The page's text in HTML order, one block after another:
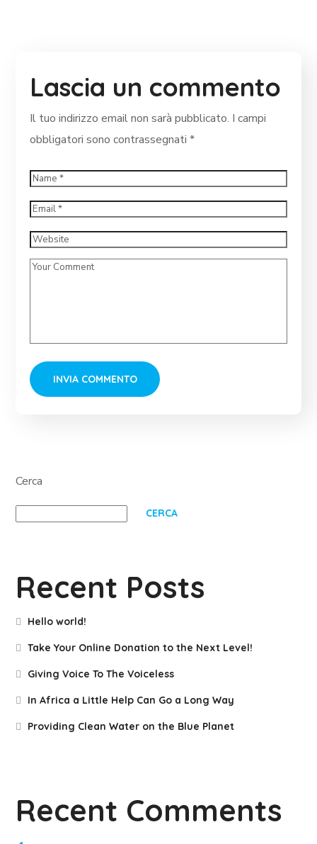
Lascia un commento
Il tuo indirizzo email non sarà pubblicato. I campi
obbligatori sono contrassegnati*
Cerca
CERCA
Recent Posts
Hello world!
Take Your Online Donation to the Next Level!
Giving Voice To The Voiceless
In Africa a Little Help Can Go a Long Way
Providing Clean Water on the Blue Planet
Recent Comments